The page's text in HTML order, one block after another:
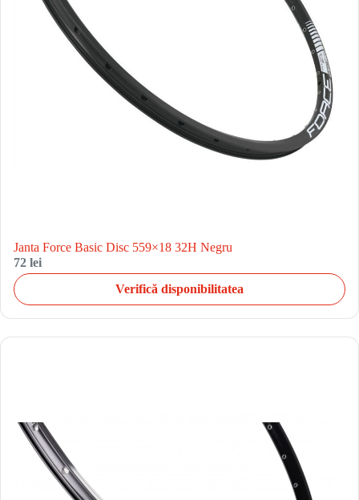
Janta Force Basic Disc 559×18 32H Negru
72 lei
Verifică disponibilitatea